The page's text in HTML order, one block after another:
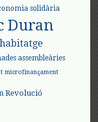
solidària
Duran
habitatge
assembleàries
microfinançament
Revolució